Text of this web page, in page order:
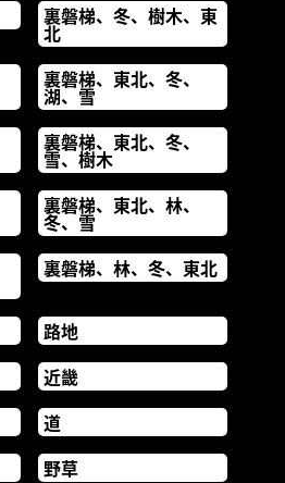
裏磐梯、冬、樹木、東
北
裏磐梯、東北、冬、
湖、雪
裏磐梯、東北、冬、
雪、樹木
裏磐梯、東北、林、
冬、雪
裏磐梯、林、冬、東北
路地
近畿
道
野草